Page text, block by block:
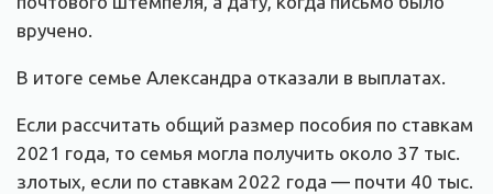
вручено.
В итоге семье Александра отказали в выплатах.
Если рассчитать общий размер пособия по ставкам
2021 года, то семья могла получить около 37 тыс.
злотых, если по ставкам 2022 года — почти 40 тыс.